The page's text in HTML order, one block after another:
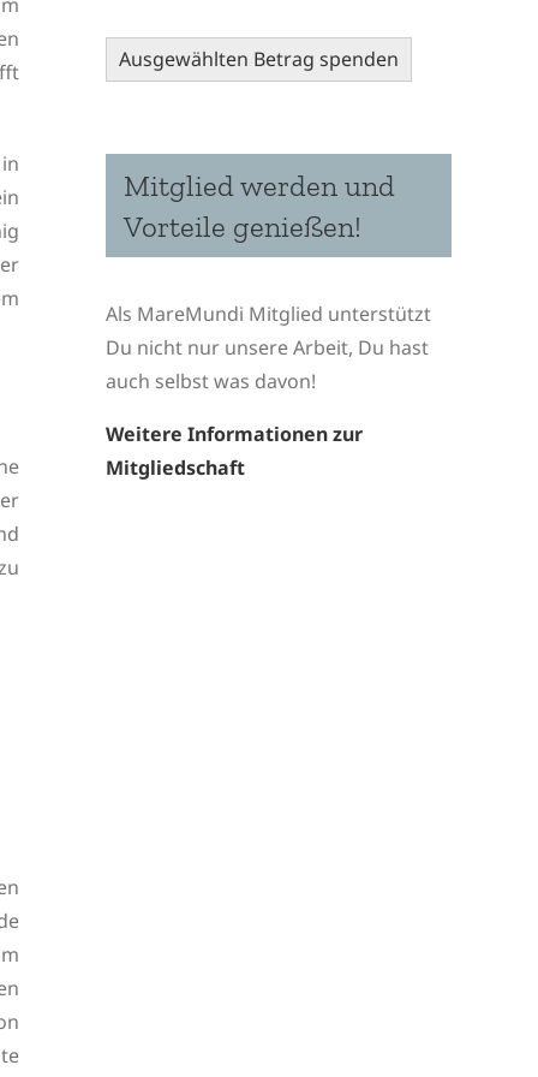
Ausgewählten Betrag spenden
Mitglied werden und
Vorteile genießen!
Als MareMundi Mitglied unterstützt
Du nicht nur unsere Arbeit, Du hast
auch selbst was davon!
Weitere Informationen zur
Mitgliedschaft